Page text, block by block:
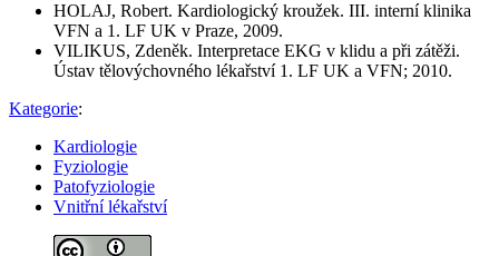
HOLAJ, Robert. Kardiologický kroužek. III. interní klinika
VFN a 1. LF UK v Praze, 2009.
VILIKUS, Zdeněk. Interpretace EKG v klidu a při zátěži.
Ústav tělovýchovného lékařství 1. LF UK a VFN; 2010.
Kategorie:
Kardiologie
Fyziologie
Patofyziologie
Vnitřní lékařství